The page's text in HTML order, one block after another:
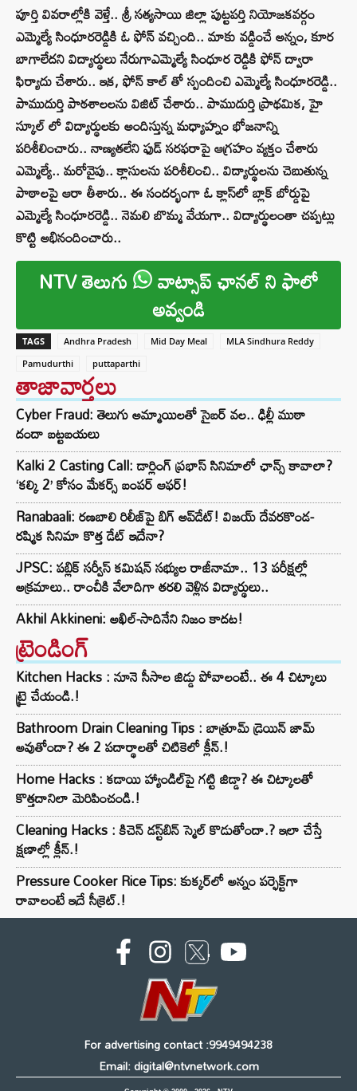
పూర్తి వివరాల్లోకి వెళ్తే.. శ్రీ సత్యసాయి జిల్లా పుట్టపర్తి నియోజకవర్గం
ఎమ్మెల్యే సింధూరరెడ్డికి ఓ ఫోన్‌ వచ్చింది.. మాకు వడ్డించే అన్నం, కూర
బాగాలేదని విద్యార్థులు నేరుగాఎమ్మెల్యే సింధూర రెడ్డికి ఫోన్ ద్వారా
ఫిర్యాదు చేశారు.. ఇక, ఫోన్ కాల్ తో స్పందించి ఎమ్మెల్యే సింధూరరెడ్డి..
పాముదుర్తి పాఠశాలలను విజిట్‌ చేశారు.. పాముదుర్తి ప్రాథమిక, హై
స్కూల్ లో విద్యార్థులకు అందిస్తున్న మధ్యాహ్నం భోజనాన్ని
పరిశీలించారు.. నాణ్యతలేని ఫుడ్‌ సరఫరాపై ఆగ్రహం వ్యక్తం చేశారు
ఎమ్మెల్యే.. మరోవైపు.. క్లాసులను పరిశీలించి.. విద్యార్థులను చెబుతున్న
పాఠాలపై ఆరా తీశారు.. ఈ సందర్భంగా ఓ క్లాస్‌లో బ్లాక్‌ బోర్డుపై
ఎమ్మెల్యే సింధూరరెడ్డి.. నెమలి బొమ్మ వేయగా.. విద్యార్థులంతా చప్పట్లు
కొట్టి అభినందించారు..
NTV తెలుగు వాట్సాప్ ఛానల్ ని ఫాలో
అవ్వండి
TAGS Andhra Pradesh Mid Day Meal
MLA Sindhura Reddy
Pamudurthi
puttaparthi
తాజావార్తలు
Cyber Fraud: తెలుగు అమ్మాయిలతో సైబర్ వల.. ఢిల్లీ ముఠా
దందా బట్టబయలు
Kalki 2 Casting Call: డార్లింగ్ ప్రభాస్ సినిమాలో ఛాన్స్ కావాలా?
‘కల్కి 2’ కోసం మేకర్స్‌ బంపర్ ఆఫర్!
Ranabaali: రణబాలి రిలీజ్‌పై బిగ్ అప్‌డేట్! విజయ్ దేవరకొండ-
రష్మిక సినిమా కొత్త డేట్ ఇదేనా?
JPSC: పబ్లిక్ సర్వీస్ కమిషన్ సభ్యుల రాజీనామా.. 13 పరీక్షల్లో
అక్రమాలు.. రాంచీకి వేలాదిగా తరలి వెళ్లిన విద్యార్థులు..
Akhil Akkineni: అఖిల్-సాదినేని నిజం కాదట!
ట్రెండింగ్‌
Kitchen Hacks : నూనె సీసాల జిడ్డు పోవాలంటే.. ఈ 4 చిట్కాలు
ట్రై చేయండి.!
Bathroom Drain Cleaning Tips : బాత్రూమ్ డ్రెయిన్ జామ్
అవుతోందా? ఈ 2 పదార్థాలతో చిటికెలో క్లీన్.!
Home Hacks : కడాయి హ్యాండిల్‌పై గట్టి జిడ్డా? ఈ చిట్కాలతో
కొత్తదానిలా మెరిపించండి.!
Cleaning Hacks : కిచెన్ డస్ట్‌బిన్ స్మెల్ కొడుతోందా.? ఇలా చేస్తే
క్షణాల్లో క్లీన్.!
Pressure Cooker Rice Tips: కుక్కర్‌లో అన్నం పర్ఫెక్ట్‌గా
రావాలంటే ఇదే సీక్రెట్.!
For advertising contact :9949494238
Email: digital@ntvnetwork.com